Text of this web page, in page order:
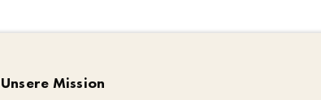
Unsere Mission